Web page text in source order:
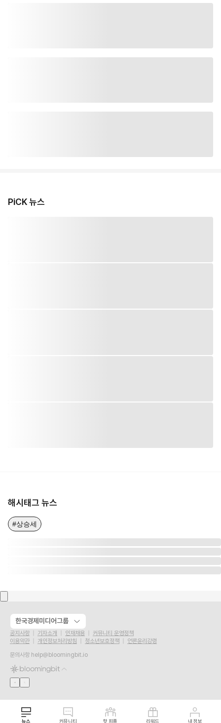
PiCK 뉴스
해시태그 뉴스
#상승세
한국경제미디어그룹
공지사항 기자소개 인재채용
커뮤니티 운영정책
이용약관
개인정보처리방침 청소년보호정책
언론윤리강령
문의사항 help@bloomingbit.io
뉴스 커뮤니티 핫 피플 리워드 내 정보